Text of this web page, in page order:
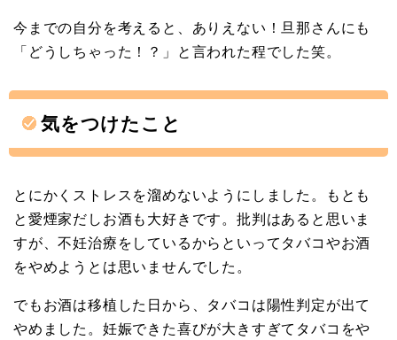
今までの自分を考えると、ありえない！旦那さんにも
「どうしちゃった！？」と言われた程でした笑。
気をつけたこと
とにかくストレスを溜めないようにしました。もとも
と愛煙家だしお酒も大好きです。批判はあると思いま
すが、不妊治療をしているからといってタバコやお酒
をやめようとは思いませんでした。
でもお酒は移植した日から、タバコは陽性判定が出て
やめました。妊娠できた喜びが大きすぎてタバコをや